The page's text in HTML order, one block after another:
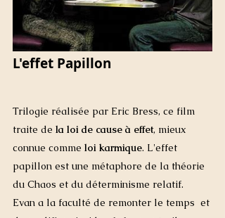
L'effet Papillon
Trilogie réalisée par Eric Bress, ce film
traite de la loi de cause à effet, mieux
connue comme loi karmique. L'effet
papillon est une métaphore de la théorie
du Chaos et du déterminisme relatif.
Evan a la faculté de remonter le temps  et